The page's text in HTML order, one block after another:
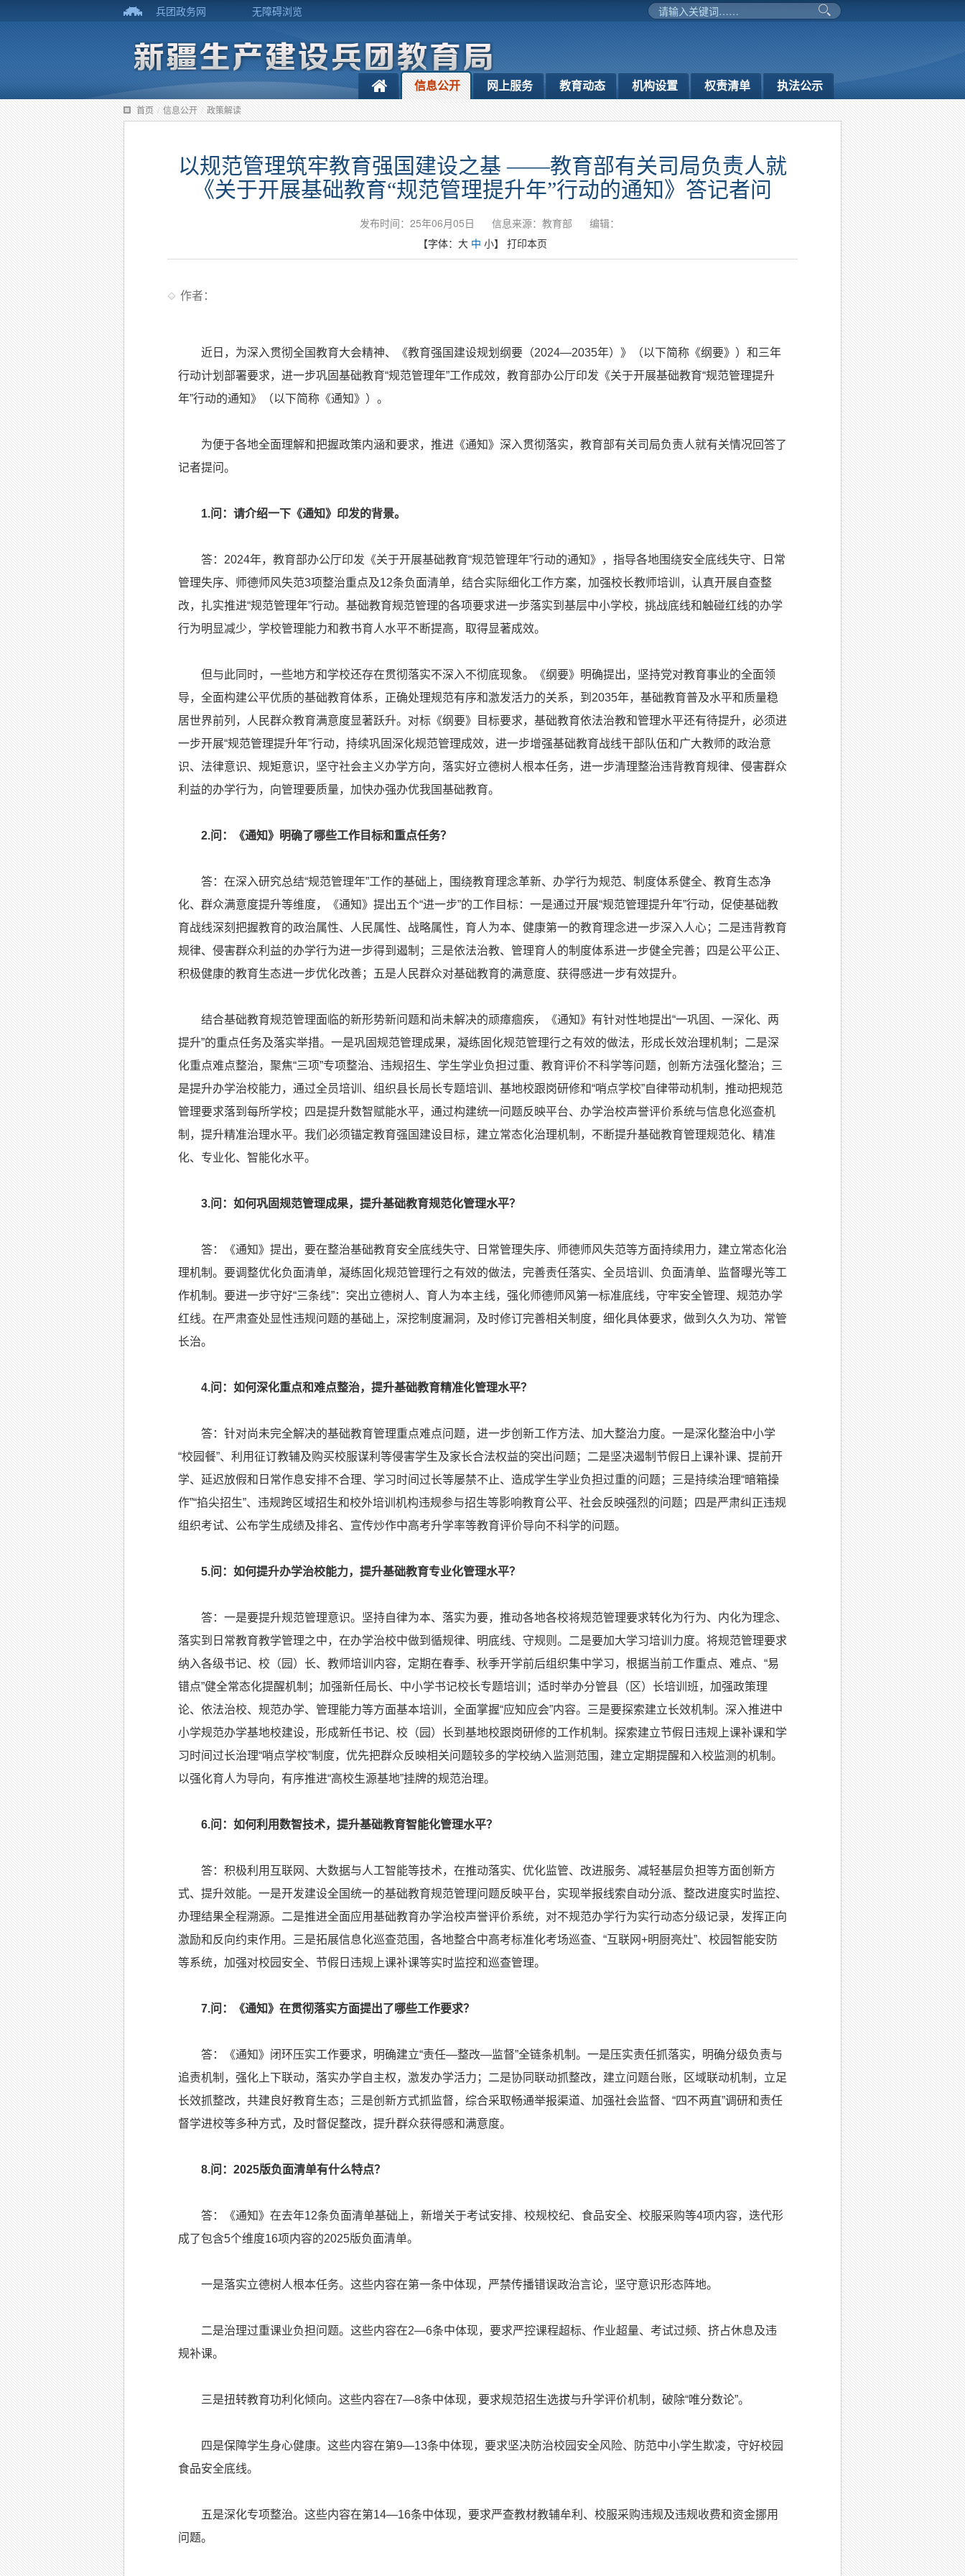
兵团政务网 无障碍浏览
信息公开 网上服务 教育动态 机构设置 权责清单 执法公示
首页 / 信息公开 / 政策解读
以规范管理筑牢教育强国建设之基 ——教育部有关司局负责人就
《关于开展基础教育“规范管理提升年”行动的通知》答记者问
发布时间：25年06月05日 信息来源：教育部
编辑：
【字体： 大 中 小】 打印本页
作者：
近日，为深入贯彻全国教育大会精神、《教育强国建设规划纲要（2024—2035年）》（以下简称《纲要》）和三年
行动计划部署要求，进一步巩固基础教育“规范管理年”工作成效，教育部办公厅印发《关于开展基础教育“规范管理提升
年”行动的通知》（以下简称《通知》）。
为便于各地全面理解和把握政策内涵和要求，推进《通知》深入贯彻落实，教育部有关司局负责人就有关情况回答了
记者提问。
1.问：请介绍一下《通知》印发的背景。
答：2024年，教育部办公厅印发《关于开展基础教育“规范管理年”行动的通知》，指导各地围绕安全底线失守、日常
管理失序、师德师风失范3项整治重点及12条负面清单，结合实际细化工作方案，加强校长教师培训，认真开展自查整
改，扎实推进“规范管理年”行动。基础教育规范管理的各项要求进一步落实到基层中小学校，挑战底线和触碰红线的办学
行为明显减少，学校管理能力和教书育人水平不断提高，取得显著成效。
但与此同时，一些地方和学校还存在贯彻落实不深入不彻底现象。《纲要》明确提出，坚持党对教育事业的全面领
导，全面构建公平优质的基础教育体系，正确处理规范有序和激发活力的关系，到2035年，基础教育普及水平和质量稳
居世界前列，人民群众教育满意度显著跃升。对标《纲要》目标要求，基础教育依法治教和管理水平还有待提升，必须进
一步开展“规范管理提升年”行动，持续巩固深化规范管理成效，进一步增强基础教育战线干部队伍和广大教师的政治意
识、法律意识、规矩意识，坚守社会主义办学方向，落实好立德树人根本任务，进一步清理整治违背教育规律、侵害群众
利益的办学行为，向管理要质量，加快办强办优我国基础教育。
2.问：《通知》明确了哪些工作目标和重点任务？
答：在深入研究总结“规范管理年”工作的基础上，围绕教育理念革新、办学行为规范、制度体系健全、教育生态净
化、群众满意度提升等维度，《通知》提出五个“进一步”的工作目标：一是通过开展“规范管理提升年”行动，促使基础教
育战线深刻把握教育的政治属性、人民属性、战略属性，育人为本、健康第一的教育理念进一步深入人心；二是违背教育
规律、侵害群众利益的办学行为进一步得到遏制；三是依法治教、管理育人的制度体系进一步健全完善；四是公平公正、
积极健康的教育生态进一步优化改善；五是人民群众对基础教育的满意度、获得感进一步有效提升。
结合基础教育规范管理面临的新形势新问题和尚未解决的顽瘴痼疾，《通知》有针对性地提出“一巩固、一深化、两
提升”的重点任务及落实举措。一是巩固规范管理成果，凝练固化规范管理行之有效的做法，形成长效治理机制；二是深
化重点难点整治，聚焦“三项”专项整治、违规招生、学生学业负担过重、教育评价不科学等问题，创新方法强化整治；三
是提升办学治校能力，通过全员培训、组织县长局长专题培训、基地校跟岗研修和“哨点学校”自律带动机制，推动把规范
管理要求落到每所学校；四是提升数智赋能水平，通过构建统一问题反映平台、办学治校声誉评价系统与信息化巡查机
制，提升精准治理水平。我们必须锚定教育强国建设目标，建立常态化治理机制，不断提升基础教育管理规范化、精准
化、专业化、智能化水平。
3.问：如何巩固规范管理成果，提升基础教育规范化管理水平？
答：《通知》提出，要在整治基础教育安全底线失守、日常管理失序、师德师风失范等方面持续用力，建立常态化治
理机制。要调整优化负面清单，凝练固化规范管理行之有效的做法，完善责任落实、全员培训、负面清单、监督曝光等工
作机制。要进一步守好“三条线”：突出立德树人、育人为本主线，强化师德师风第一标准底线，守牢安全管理、规范办学
红线。在严肃查处显性违规问题的基础上，深挖制度漏洞，及时修订完善相关制度，细化具体要求，做到久久为功、常管
长治。
4.问：如何深化重点和难点整治，提升基础教育精准化管理水平？
答：针对尚未完全解决的基础教育管理重点难点问题，进一步创新工作方法、加大整治力度。一是深化整治中小学
“校园餐”、利用征订教辅及购买校服谋利等侵害学生及家长合法权益的突出问题；二是坚决遏制节假日上课补课、提前开
学、延迟放假和日常作息安排不合理、学习时间过长等屡禁不止、造成学生学业负担过重的问题；三是持续治理“暗箱操
作”“掐尖招生”、违规跨区域招生和校外培训机构违规参与招生等影响教育公平、社会反映强烈的问题；四是严肃纠正违规
组织考试、公布学生成绩及排名、宣传炒作中高考升学率等教育评价导向不科学的问题。
5.问：如何提升办学治校能力，提升基础教育专业化管理水平？
答：一是要提升规范管理意识。坚持自律为本、落实为要，推动各地各校将规范管理要求转化为行为、内化为理念、
落实到日常教育教学管理之中，在办学治校中做到循规律、明底线、守规则。二是要加大学习培训力度。将规范管理要求
纳入各级书记、校（园）长、教师培训内容，定期在春季、秋季开学前后组织集中学习，根据当前工作重点、难点、“易
错点”健全常态化提醒机制；加强新任局长、中小学书记校长专题培训；适时举办分管县（区）长培训班，加强政策理
论、依法治校、规范办学、管理能力等方面基本培训，全面掌握“应知应会”内容。三是要探索建立长效机制。深入推进中
小学规范办学基地校建设，形成新任书记、校（园）长到基地校跟岗研修的工作机制。探索建立节假日违规上课补课和学
习时间过长治理“哨点学校”制度，优先把群众反映相关问题较多的学校纳入监测范围，建立定期提醒和入校监测的机制。
以强化育人为导向，有序推进“高校生源基地”挂牌的规范治理。
6.问：如何利用数智技术，提升基础教育智能化管理水平？
答：积极利用互联网、大数据与人工智能等技术，在推动落实、优化监管、改进服务、减轻基层负担等方面创新方
式、提升效能。一是开发建设全国统一的基础教育规范管理问题反映平台，实现举报线索自动分派、整改进度实时监控、
办理结果全程溯源。二是推进全面应用基础教育办学治校声誉评价系统，对不规范办学行为实行动态分级记录，发挥正向
激励和反向约束作用。三是拓展信息化巡查范围，各地整合中高考标准化考场巡查、“互联网+明厨亮灶”、校园智能安防
等系统，加强对校园安全、节假日违规上课补课等实时监控和巡查管理。
7.问：《通知》在贯彻落实方面提出了哪些工作要求？
答：《通知》闭环压实工作要求，明确建立“责任—整改—监督”全链条机制。一是压实责任抓落实，明确分级负责与
追责机制，强化上下联动，落实办学自主权，激发办学活力；二是协同联动抓整改，建立问题台账，区域联动机制，立足
长效抓整改，共建良好教育生态；三是创新方式抓监督，综合采取畅通举报渠道、加强社会监督、“四不两直”调研和责任
督学进校等多种方式，及时督促整改，提升群众获得感和满意度。
8.问：2025版负面清单有什么特点？
答：《通知》在去年12条负面清单基础上，新增关于考试安排、校规校纪、食品安全、校服采购等4项内容，迭代形
成了包含5个维度16项内容的2025版负面清单。
一是落实立德树人根本任务。这些内容在第一条中体现，严禁传播错误政治言论，坚守意识形态阵地。
二是治理过重课业负担问题。这些内容在2—6条中体现，要求严控课程超标、作业超量、考试过频、挤占休息及违
规补课。
三是扭转教育功利化倾向。这些内容在7—8条中体现，要求规范招生选拔与升学评价机制，破除“唯分数论”。
四是保障学生身心健康。这些内容在第9—13条中体现，要求坚决防治校园安全风险、防范中小学生欺凌，守好校园
食品安全底线。
五是深化专项整治。这些内容在第14—16条中体现，要求严查教材教辅牟利、校服采购违规及违规收费和资金挪用
问题。